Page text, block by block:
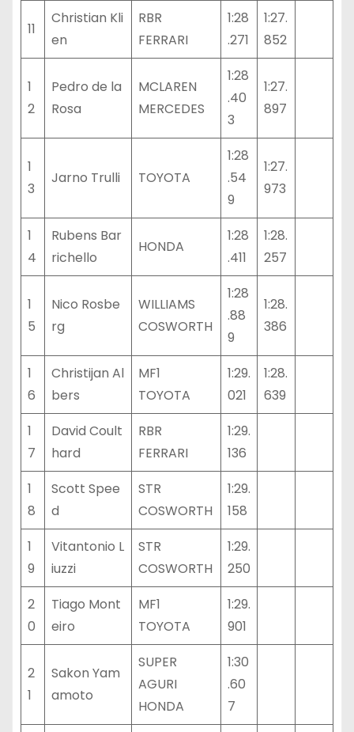
11
Christian Kli
en
RBR
FERRARI
1:28
.271
1:27.
852
1
2
Pedro de la
Rosa
MCLAREN
MERCEDES
1:28
.40
3
1:27.
897
1
3
Jarno Trulli TOYOTA
1:28
.54
9
1:27.
973
1
4
Rubens Bar
richello
HONDA
1:28
.411
1:28.
257
1
5
Nico Rosbe
rg
WILLIAMS
COSWORTH
1:28
.88
9
1:28.
386
1
6
Christijan Al
bers
MF1
TOYOTA
1:29.
021
1:28.
639
1
7
David Coult
hard
RBR
FERRARI
1:29.
136
1
8
Scott Spee
d
STR
COSWORTH
1:29.
158
1
9
Vitantonio L
iuzzi
STR
COSWORTH
1:29.
250
2
0
Tiago Mont
eiro
MF1
TOYOTA
1:29.
901
2
1
Sakon Yam
amoto
SUPER
AGURI
HONDA
1:30
.60
7